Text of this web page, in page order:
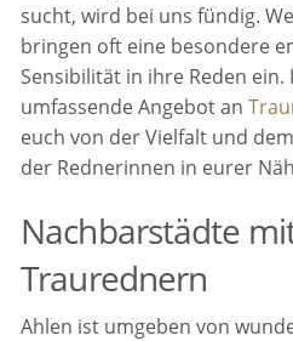
sucht, wird bei uns fündig.
bringen oft eine besondere
Sensibilität in ihre Reden
umfassende Angebot an
euch von der Vielfalt und
der Rednerinnen in eurer
Nachbarstädte
Traurednern
Ahlen ist umgeben von